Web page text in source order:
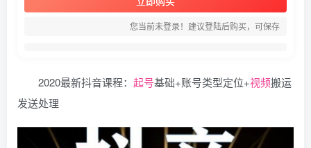
您当前未登录！建议登陆后购买，可保存
2020最新抖音课程： 起号基础+账号类型定位+视频搬运
发送处理